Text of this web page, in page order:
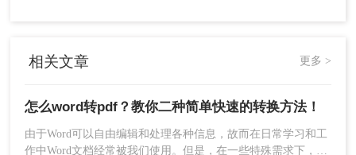
二、转转大师客户端批量Word转PDF
1、官网下载客户端
相关文章 更多 >
怎么word转pdf？教你二种简单快速的转换方法！
由于Word可以自由编辑和处理各种信息，故而在日常学习和工
作中Word文档经常被我们使用。但是，在一些特殊需求下，我